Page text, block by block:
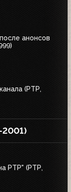
анонсов
(РТР,
РТР" (РТР,